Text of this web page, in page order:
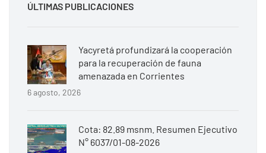
ÚLTIMAS PUBLICACIONES
Yacyretá profundizará la cooperación
para la recuperación de fauna
amenazada en Corrientes
6 agosto, 2026
Cota: 82.89 msnm. Resumen Ejecutivo
N° 6037/01-08-2026